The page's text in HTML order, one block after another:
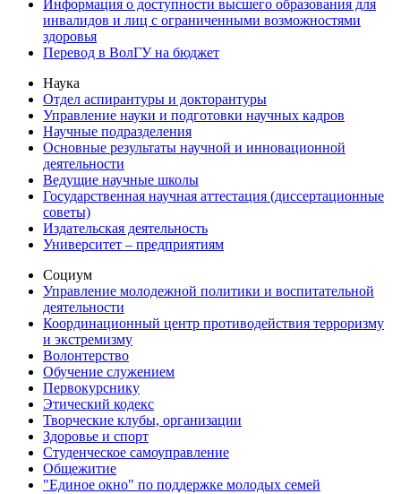
Информация о доступности высшего образования для
инвалидов и лиц с ограниченными возможностями
здоровья
Перевод в ВолГУ на бюджет
Наука
Отдел аспирантуры и докторантуры
Управление науки и подготовки научных кадров
Научные подразделения
Основные результаты научной и инновационной
деятельности
Ведущие научные школы
Государственная научная аттестация (диссертационные
советы)
Издательская деятельность
Университет – предприятиям
Социум
Управление молодежной политики и воспитательной
деятельности
Координационный центр противодействия терроризму
и экстремизму
Волонтерство
Обучение служением
Первокурснику
Этический кодекс
Творческие клубы, организации
Здоровье и спорт
Студенческое самоуправление
Общежитие
"Единое окно" по поддержке молодых семей